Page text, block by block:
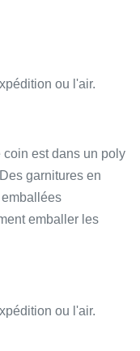
ou l'air.
est dans un poly
garnitures en
emballer les
ou l'air.